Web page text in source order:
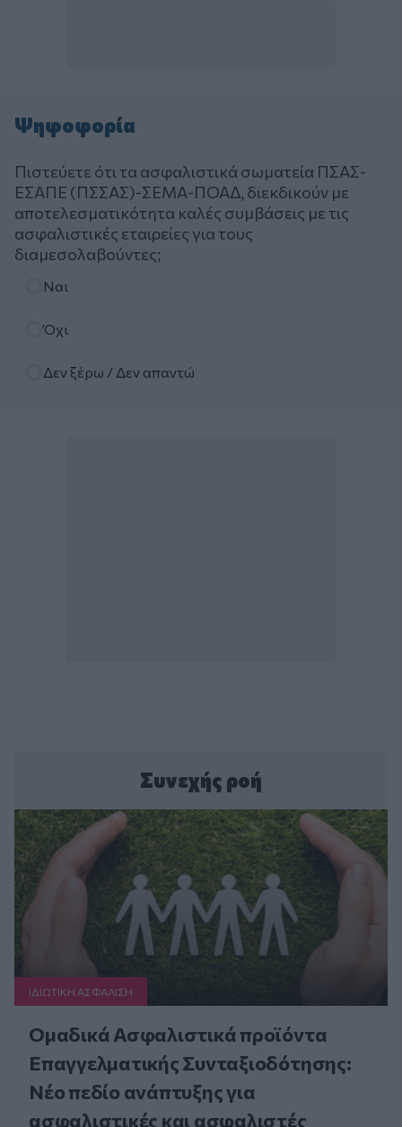
Ψηφοφορία
Πιστεύετε ότι τα ασφαλιστικά σωματεία ΠΣΑΣ-
ΕΣΑΠΕ (ΠΣΣΑΣ)-ΣΕΜΑ-ΠΟΑΔ, διεκδικούν με
αποτελεσματικότητα καλές συμβάσεις με τις
ασφαλιστικές εταιρείες για τους
διαμεσολαβούντες;
Ναι
Όχι
Δεν ξέρω / Δεν απαντώ
Συνεχής ροή
ΙΔΙΩΤΙΚΗ ΑΣΦAΛΙΣΗ
Ομαδικά Ασφαλιστικά προϊόντα
Επαγγελματικής Συνταξιοδότησης:
Νέο πεδίο ανάπτυξης για
ασφαλιστικές και ασφαλιστές